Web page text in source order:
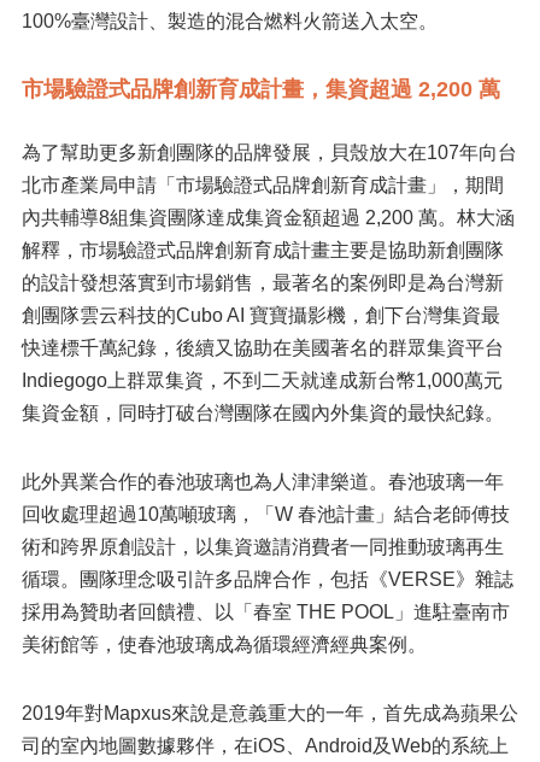
100%臺灣設計、製造的混合燃料火箭送入太空。
市場驗證式品牌創新育成計畫，集資超過 2,200 萬
為了幫助更多新創團隊的品牌發展，貝殼放大在107年向台
北市產業局申請「市場驗證式品牌創新育成計畫」，期間
內共輔導8組集資團隊達成集資金額超過 2,200 萬。林大涵
解釋，市場驗證式品牌創新育成計畫主要是協助新創團隊
的設計發想落實到市場銷售，最著名的案例即是為台灣新
創團隊雲云科技的Cubo AI 寶寶攝影機，創下台灣集資最
快達標千萬紀錄，後續又協助在美國著名的群眾集資平台
Indiegogo上群眾集資，不到二天就達成新台幣1,000萬元
集資金額，同時打破台灣團隊在國內外集資的最快紀錄。
此外異業合作的春池玻璃也為人津津樂道。春池玻璃一年
回收處理超過10萬噸玻璃，「W 春池計畫」結合老師傅技
術和跨界原創設計，以集資邀請消費者一同推動玻璃再生
循環。團隊理念吸引許多品牌合作，包括《VERSE》雜誌
採用為贊助者回饋禮、以「春室 THE POOL」進駐臺南市
美術館等，使春池玻璃成為循環經濟經典案例。
2019年對Mapxus來說是意義重大的一年，首先成為蘋果公
司的室內地圖數據夥伴，在iOS、Android及Web的系統上